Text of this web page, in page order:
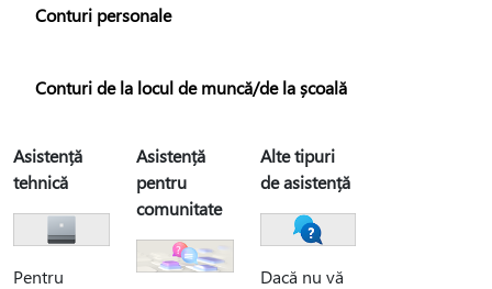
Conturi personale
Conturi de la locul de muncă/de la școală
Asistență
tehnică
Pentru
Asistență
pentru
comunitate
Alte tipuri
de asistență
Dacă nu vă